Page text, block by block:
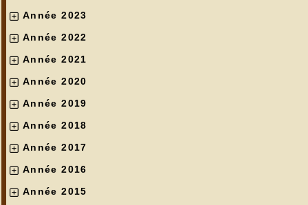
Année 2023
Année 2022
Année 2021
Année 2020
Année 2019
Année 2018
Année 2017
Année 2016
Année 2015